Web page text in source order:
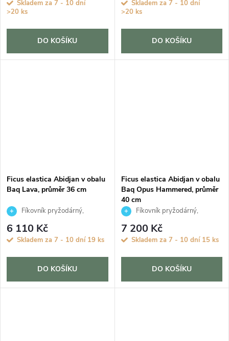
Skladem za 7 - 10 dní
>20 ks
DO KOŠÍKU
Skladem za 7 - 10 dní
>20 ks
DO KOŠÍKU
Ficus elastica Abidjan v obalu
Baq Lava, průměr 36 cm
Fíkovník pryžodárný,
Fíkovník, Gumovník
6 110 Kč
Skladem za 7 - 10 dní 19 ks
DO KOŠÍKU
Ficus elastica Abidjan v obalu
Baq Opus Hammered, průměr
40 cm
Fíkovník pryžodárný,
Fíkovník, Gumovník
7 200 Kč
Skladem za 7 - 10 dní 15 ks
DO KOŠÍKU